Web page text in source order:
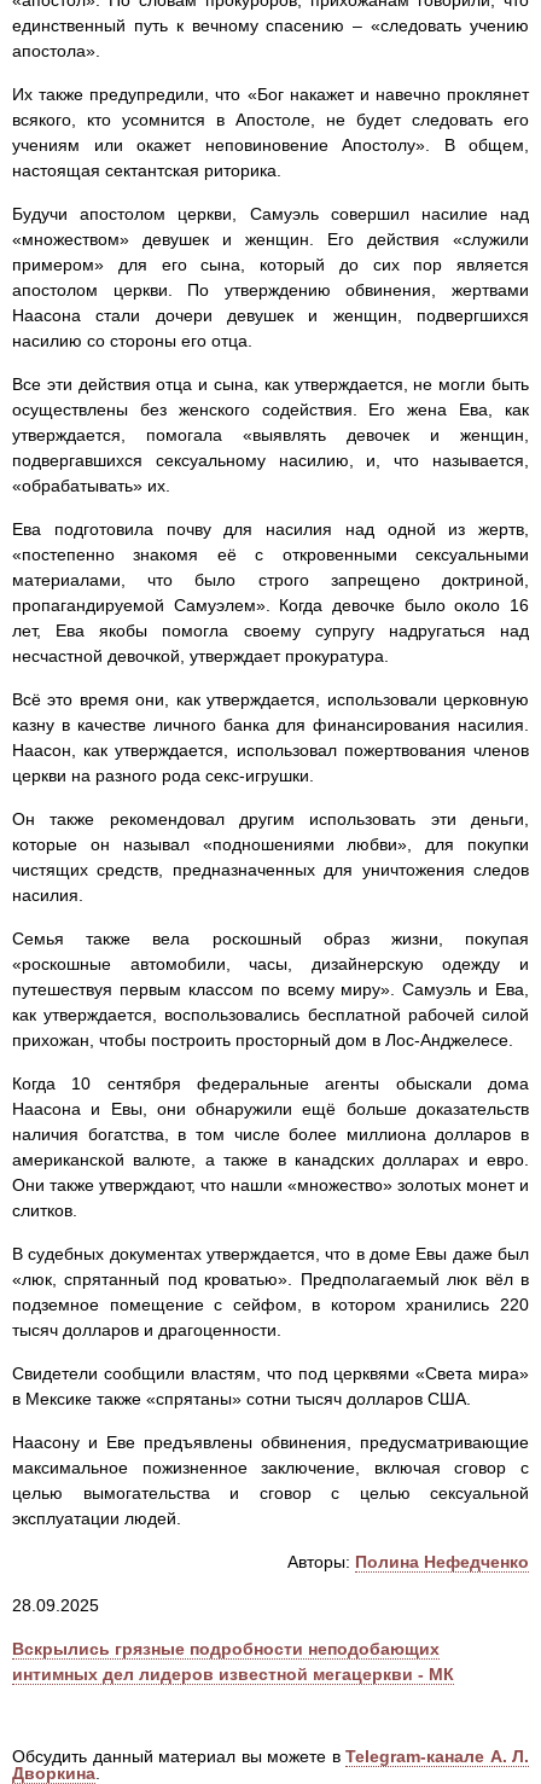
единственный путь к вечному спасению – «следовать учению
апостола».
Их также предупредили, что «Бог накажет и навечно проклянет
всякого, кто усомнится в Апостоле, не будет следовать его
учениям или окажет неповиновение Апостолу». В общем,
настоящая сектантская риторика.
Будучи апостолом церкви, Самуэль совершил насилие над
«множеством» девушек и женщин. Его действия «служили
примером» для его сына, который до сих пор является
апостолом церкви. По утверждению обвинения, жертвами
Наасона стали дочери девушек и женщин, подвергшихся
насилию со стороны его отца.
Все эти действия отца и сына, как утверждается, не могли быть
осуществлены без женского содействия. Его жена Ева, как
утверждается, помогала «выявлять девочек и женщин,
подвергавшихся сексуальному насилию, и, что называется,
«обрабатывать» их.
Ева подготовила почву для насилия над одной из жертв,
«постепенно знакомя её с откровенными сексуальными
материалами, что было строго запрещено доктриной,
пропагандируемой Самуэлем». Когда девочке было около 16
лет, Ева якобы помогла своему супругу надругаться над
несчастной девочкой, утверждает прокуратура.
Всё это время они, как утверждается, использовали церковную
казну в качестве личного банка для финансирования насилия.
Наасон, как утверждается, использовал пожертвования членов
церкви на разного рода секс-игрушки.
Он также рекомендовал другим использовать эти деньги,
которые он называл «подношениями любви», для покупки
чистящих средств, предназначенных для уничтожения следов
насилия.
Семья также вела роскошный образ жизни, покупая
«роскошные автомобили, часы, дизайнерскую одежду и
путешествуя первым классом по всему миру». Самуэль и Ева,
как утверждается, воспользовались бесплатной рабочей силой
прихожан, чтобы построить просторный дом в Лос-Анджелесе.
Когда 10 сентября федеральные агенты обыскали дома
Наасона и Евы, они обнаружили ещё больше доказательств
наличия богатства, в том числе более миллиона долларов в
американской валюте, а также в канадских долларах и евро.
Они также утверждают, что нашли «множество» золотых монет и
слитков.
В судебных документах утверждается, что в доме Евы даже был
«люк, спрятанный под кроватью». Предполагаемый люк вёл в
подземное помещение с сейфом, в котором хранились 220
тысяч долларов и драгоценности.
Свидетели сообщили властям, что под церквями «Света мира»
в Мексике также «спрятаны» сотни тысяч долларов США.
Наасону и Еве предъявлены обвинения, предусматривающие
максимальное пожизненное заключение, включая сговор с
целью вымогательства и сговор с целью сексуальной
эксплуатации людей.
Авторы: Полина Нефедченко
28.09.2025
Вскрылись грязные подробности неподобающих
интимных дел лидеров известной мегацеркви - МК
Обсудить данный материал вы можете в Telegram-канале А. Л.
Дворкина